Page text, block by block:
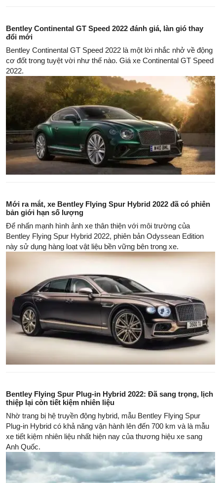
Bentley Continental GT Speed 2022 đánh giá, làn gió thay
đổi mới
Bentley Continental GT Speed 2022 ​​là một lời nhắc nhở về động
cơ đốt trong tuyệt vời như thế nào. Giá xe Continental GT Speed
2022.
Mới ra mắt, xe Bentley Flying Spur Hybrid 2022 đã có phiên
bản giới hạn số lượng
Để nhấn mạnh hình ảnh xe thân thiện với môi trường của
Bentley Flying Spur Hybrid 2022, phiên bản Odyssean Edition
này sử dụng hàng loạt vật liệu bền vững bên trong xe.
Bentley Flying Spur Plug-in Hybrid 2022: Đã sang trọng, lịch
thiệp lại còn tiết kiệm nhiên liệu
Nhờ trang bị hệ truyền động hybrid, mẫu Bentley Flying Spur
Plug-in Hybrid có khả năng vận hành lên đến 700 km và là mẫu
xe tiết kiệm nhiên liệu nhất hiện nay của thương hiệu xe sang
Anh Quốc.